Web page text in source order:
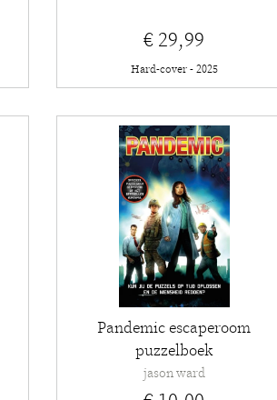
€ 29,99
Hard-cover - 2025
Pandemic escaperoom
puzzelboek
jason ward